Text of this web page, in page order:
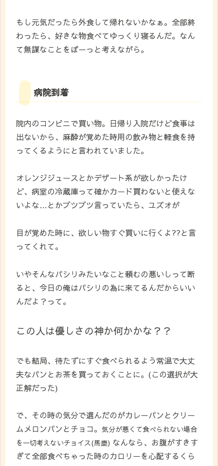
もし元気だったら外食して帰れないかなぁ。全部終
わったら、好きな物食べてゆっくり寝るんだ。なん
て無謀なことをぼーっと考えながら。
病院到着
院内のコンビニで買い物。日帰り入院だけど食事は
出ないから、麻酔が覚めた時用の飲み物と軽食を持
ってくるようにと言われていました。
オレンジジュースとかデザート系が欲しかったけ
ど、病室の冷蔵庫って確かカード買わないと使えな
いよな…とかブツブツ言っていたら、ユズオが
目が覚めた時に、欲しい物すぐ買いに行くよ??と言
ってくれて。
いやそんなパシリみたいなこと頼むの悪いしって断
ると、今日の俺はパシリの為に来てるんだからいい
んだよ？って。
この人は優しさの神か何かかな？？
でも結局、待たずにすぐ食べられるよう常温で大丈
夫なパンとお茶を買っておくことに。(この選択が大
正解だった)
で、その時の気分で選んだのがカレーパンとクリー
ムメロンパンとチョコ。 気分が悪くて食べられない場合
を一切考えないチョイス(馬鹿) なんなら、お腹がすきす
ぎて全部食べちゃった時のカロリーを心配するくら